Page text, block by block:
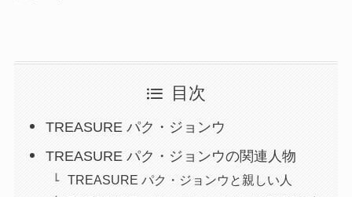
目次
TREASURE パク・ジョンウ
TREASURE パク・ジョンウの関連人物
TREASURE パク・ジョンウと親しい人